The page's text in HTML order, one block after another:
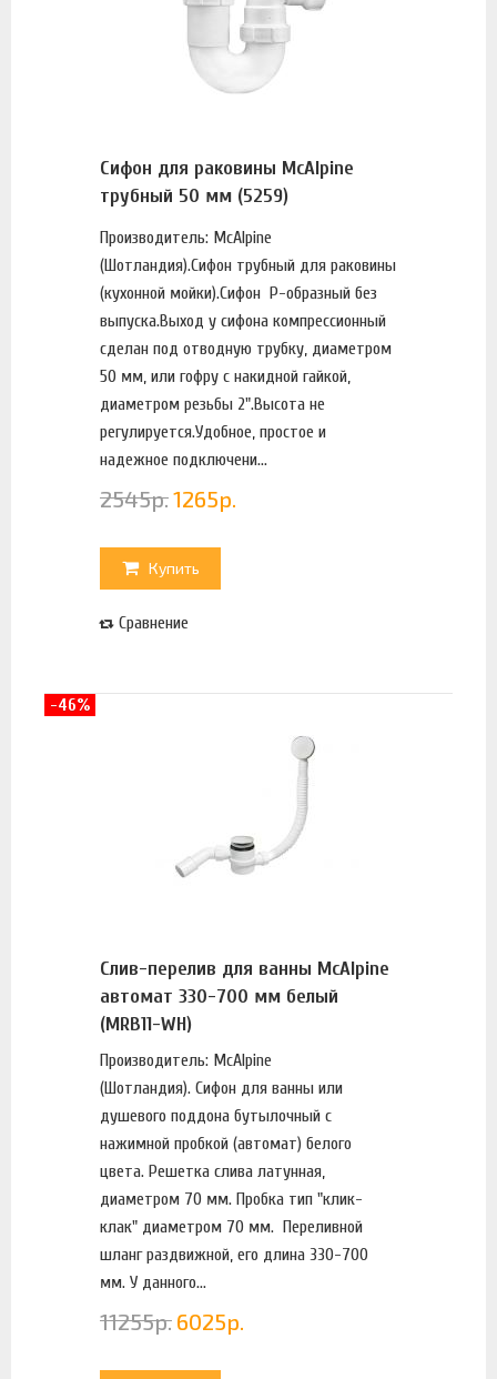
Сифон для раковины McAlpine
трубный 50 мм (5259)
Производитель: McAlpine
(Шотландия).Сифон трубный для раковины
(кухонной мойки).Сифон Р-образный без
выпуска.Выход у сифона компрессионный
сделан под отводную трубку, диаметром
50 мм, или гофру с накидной гайкой,
диаметром резьбы 2".Высота не
регулируется.Удобное, простое и
надежное подключени...
2545р.1265р.
Купить
Сравнение
Слив-перелив для ванны McAlpine
автомат 330-700 мм белый
(MRB11-WH)
Производитель: McAlpine
(Шотландия). Сифон для ванны или
душевого поддона бутылочный с
нажимной пробкой (автомат) белого
цвета. Решетка слива латунная,
диаметром 70 мм. Пробка тип "клик-
клак" диаметром 70 мм. Переливной
шланг раздвижной, его длина 330-700
мм. У данного...
11255р. 6025р.
-46%